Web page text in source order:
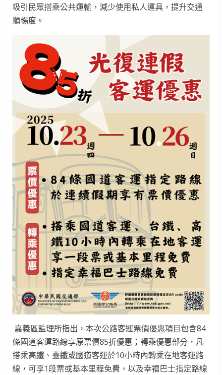
吸引民眾搭乘公共運輸，減少使用私人運具，提升交通
順暢度。
嘉義區監理所指出，本次公路客運票價優惠項目包含84
條國道客運路線享原票價85折優惠；轉乘優惠部分，凡
搭乘高鐵、臺鐵或國道客運於10小時內轉乘在地客運路
線，可享1段票或基本里程免費，以及幸福巴士指定路線